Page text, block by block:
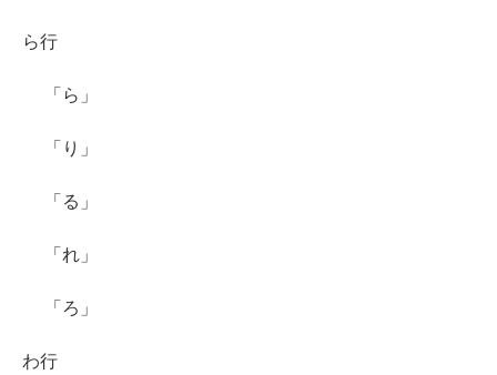
ら行
「ら」
「り」
「る」
「れ」
「ろ」
わ行